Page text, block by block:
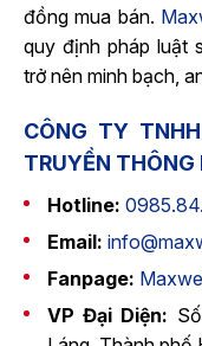
đồng mua bán.
quy định pháp luật
trở nên minh bạch,
CÔNG TY
TRUYỀN THÔNG
Hotline:
Email:
Fanpage:
VP Đại Diện: